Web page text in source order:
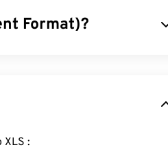
Format)?
il PDF è così diffuso è la sua
I file PDF appaiono sempre
FreeConvert.com può convertire gli altri tuoi file nel formato XLS :